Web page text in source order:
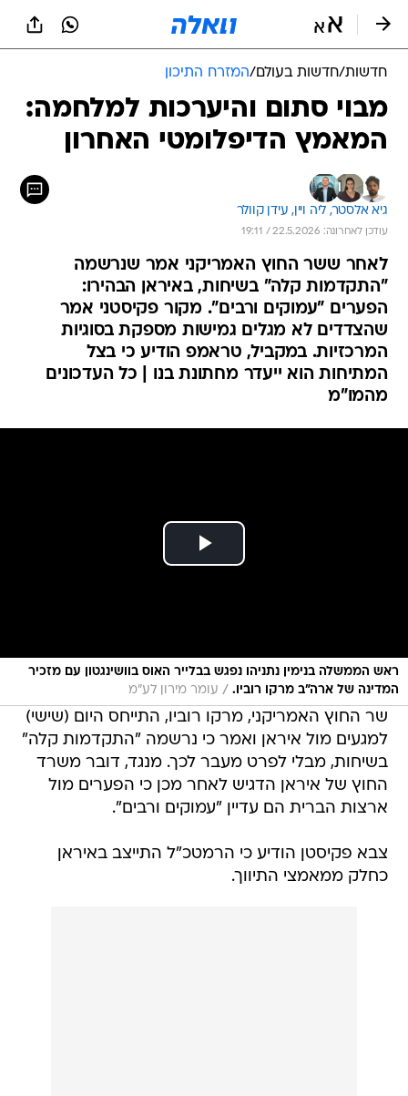
חדשות/חדשות בעולם/המזרח התיכון
מבוי סתום והיערכות למלחמה:
המאמץ הדיפלומטי האחרון
גיא אלסטר, ליה ויין, עידן קוולר
עודכן לאחרונה: 22.5.2026 / 19:11
לאחר ששר החוץ האמריקני אמר שנרשמה
"התקדמות קלה" בשיחות, באיראן הבהירו:
הפערים "עמוקים ורבים". מקור פקיסטני אמר
שהצדדים לא מגלים גמישות מספקת בסוגיות
המרכזיות. במקביל, טראמפ הודיע כי בצל
המתיחות הוא ייעדר מחתונת בנו | כל העדכונים
מהמו"מ
ראש הממשלה בנימין נתניהו נפגש בבלייר האוס בוושינגטון עם מזכיר
המדינה של ארה״ב מרקו רוביו. / עומר מירון לע"מ
שר החוץ האמריקני, מרקו רוביו, התייחס היום (שישי)
למגעים מול איראן ואמר כי נרשמה "התקדמות קלה"
בשיחות, מבלי לפרט מעבר לכך. מנגד, דובר משרד
החוץ של איראן הדגיש לאחר מכן כי הפערים מול
ארצות הברית הם עדיין "עמוקים ורבים".
צבא פקיסטן הודיע כי הרמטכ"ל התייצב באיראן
כחלק ממאמצי התיווך.